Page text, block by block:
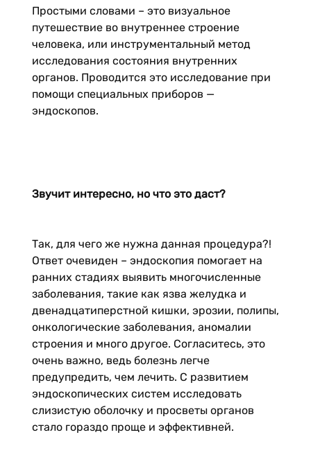
Простыми словами – это визуальное
путешествие во внутреннее строение
человека, или инструментальный метод
исследования состояния внутренних
органов. Проводится это исследование при
помощи специальных приборов —
эндоскопов.
Звучит интересно, но что это даст?
Так, для чего же нужна данная процедура?!
Ответ очевиден – эндоскопия помогает на
ранних стадиях выявить многочисленные
заболевания, такие как язва желудка и
двенадцатиперстной кишки, эрозии, полипы,
онкологические заболевания, аномалии
строения и много другое. Согласитесь, это
очень важно, ведь болезнь легче
предупредить, чем лечить. С развитием
эндоскопических систем исследовать
слизистую оболочку и просветы органов
стало гораздо проще и эффективней.